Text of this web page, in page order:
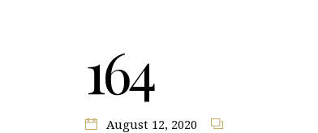
164
August 12, 2020